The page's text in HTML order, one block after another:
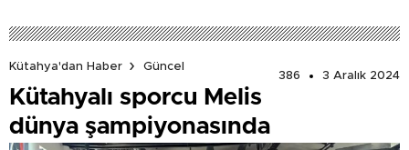
Kütahya'dan Haber
Güncel
386
3 Aralık 2024
Kütahyalı sporcu Melis
dünya şampiyonasında